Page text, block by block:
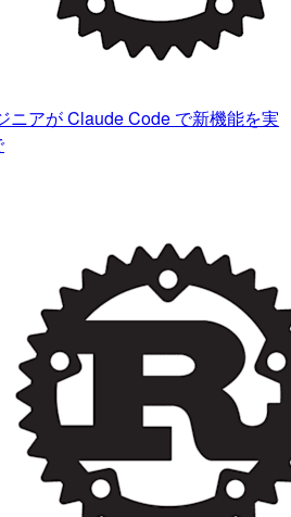
ニアが Claude Code で新機能を実